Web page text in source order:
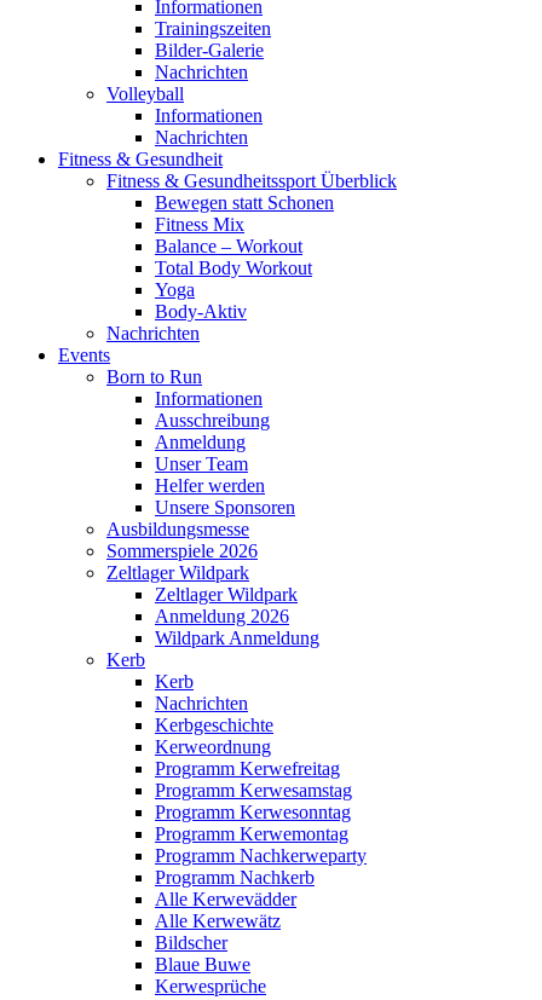
Informationen
Trainingszeiten
Bilder-Galerie
Nachrichten
Volleyball
Informationen
Nachrichten
Fitness & Gesundheit
Fitness & Gesundheitssport Überblick
Bewegen statt Schonen
Fitness Mix
Balance – Workout
Total Body Workout
Yoga
Body-Aktiv
Nachrichten
Events
Born to Run
Informationen
Ausschreibung
Anmeldung
Unser Team
Helfer werden
Unsere Sponsoren
Ausbildungsmesse
Sommerspiele 2026
Zeltlager Wildpark
Zeltlager Wildpark
Anmeldung 2026
Wildpark Anmeldung
Kerb
Kerb
Nachrichten
Kerbgeschichte
Kerweordnung
Programm Kerwefreitag
Programm Kerwesamstag
Programm Kerwesonntag
Programm Kerwemontag
Programm Nachkerweparty
Programm Nachkerb
Alle Kerwevädder
Alle Kerwewätz
Bildscher
Blaue Buwe
Kerwesprüche